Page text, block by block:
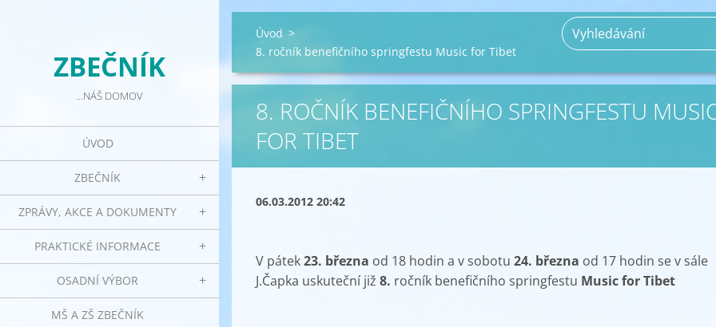
ZBEČNÍK
...NÁŠ DOMOV
ÚVOD
ZBEČNÍK
ZPRÁVY, AKCE A DOKUMENTY
PRAKTICKÉ INFORMACE
OSADNÍ VÝBOR
MŠ A ZŠ ZBEČNÍK
Úvod >
8. ročník benefičního springfestu Music for Tibet
8. ROČNÍK BENEFIČNÍHO SPRINGFESTU
FOR TIBET
06.03.2012 20:42
V pátek23. března od 18 hodin a v sobotu 24. března od 17 hodin se v sále
J.Čapka uskuteční již 8. ročník benefičního springfestu Music for Tibet